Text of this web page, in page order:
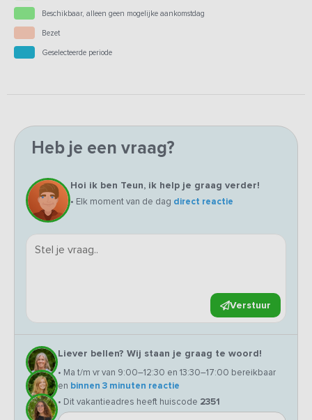
Beschikbaar, alleen geen mogelijke aankomstdag
Bezet
Geselecteerde periode
Heb je een vraag?
Hoi ik ben Teun, ik help je graag verder!
• Elk moment van de dag direct reactie
Verstuur
Liever bellen? Wij staan je graag te woord!
• Ma t/m vr van 9:00–12:30 en 13:30–17:00 bereikbaar
en binnen 3 minuten reactie
• Dit vakantieadres heeft huiscode 2351